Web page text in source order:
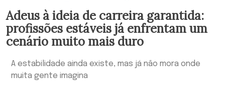
Adeus à ideia de carreira garantida:
profissões estáveis já enfrentam um
cenário muito mais duro
A estabilidade ainda existe, mas já não mora onde
muita gente imagina